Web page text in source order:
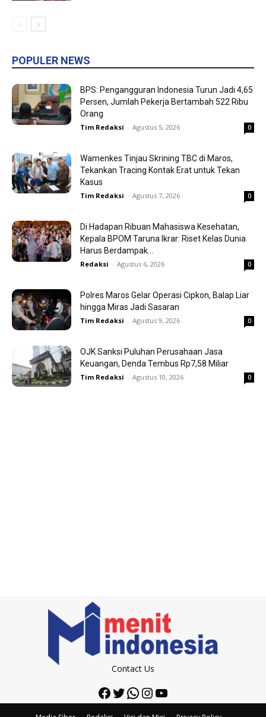
POPULER NEWS
BPS: Pengangguran Indonesia Turun Jadi 4,65
Persen, Jumlah Pekerja Bertambah 522 Ribu
Orang
Tim Redaksi - Agustus 5, 2026 0
Wamenkes Tinjau Skrining TBC di Maros,
Tekankan Tracing Kontak Erat untuk Tekan
Kasus
Tim Redaksi - Agustus 7, 2026 0
Di Hadapan Ribuan Mahasiswa Kesehatan,
Kepala BPOM Taruna Ikrar: Riset Kelas Dunia
Harus Berdampak...
Redaksi - Agustus 6, 2026 0
Polres Maros Gelar Operasi Cipkon, Balap Liar
hingga Miras Jadi Sasaran
Tim Redaksi - Agustus 9, 2026 0
OJK Sanksi Puluhan Perusahaan Jasa
Keuangan, Denda Tembus Rp7,58 Miliar
Tim Redaksi - Agustus 10, 2026 0
Contact Us
Facebook
Twitter
WhatsApp
Instagram
YouTube